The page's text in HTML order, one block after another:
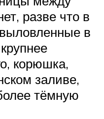
разве что в
в
корюшка,
заливе,
тёмную